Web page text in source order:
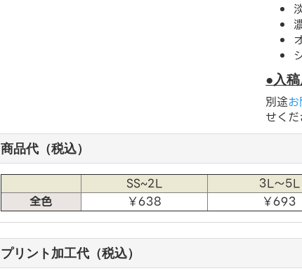
●入
別途
せくだ
商品代（税込）
SS~2L
3L〜5L
全色
￥638 ￥693
プリント加工代（税込）